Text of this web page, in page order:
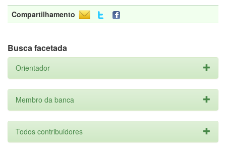
Compartilhamento
Busca facetada
Orientador
Membro da banca
Todos contribuidores